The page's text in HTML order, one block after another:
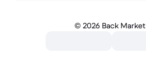
© 2026 Back Market